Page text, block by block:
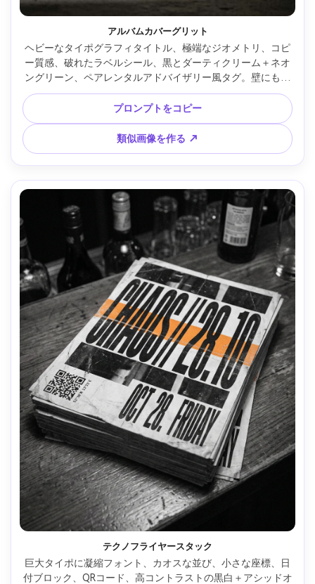
アルバムカバーグリット
ヘビーなタイポグラフィタイトル、極端なジオメトリ、コピ
ー質感、破れたラベルシール、黒とダーティクリーム＋ネオ
ングリーン、ペアレンタルアドバイザリー風タグ。壁にもた
せたレコードスリーブモックに印刷、Sony A7IV、35mm、劇
的サイド光、強い粒状感 --ar 4:5
プロンプトをコピー
類似画像を作る ↗
テクノフライヤースタック
巨大タイポに凝縮フォント、カオスな並び、小さな座標、日
付ブロック、QRコード、高コントラストの黒白＋アシッドオ